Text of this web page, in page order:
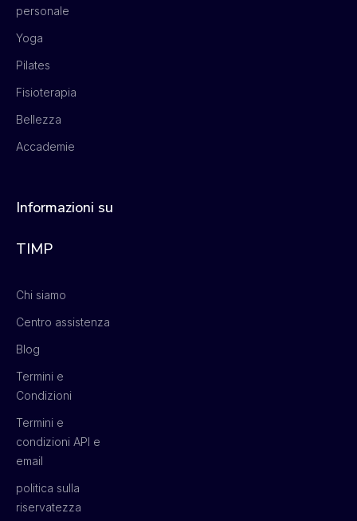
personale
Yoga
Pilates
Fisioterapia
Bellezza
Accademie
Informazioni su
TIMP
Chi siamo
Centro assistenza
Blog
Termini e
Condizioni
Termini e
condizioni API e
email
politica sulla
riservatezza